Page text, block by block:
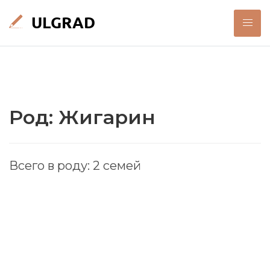
Род: Жигарин
Всего в роду: 2 семей